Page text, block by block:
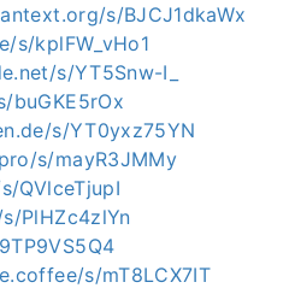
s/BJCJ1dkaWx
s/kplFW_vHo1
s/YT5Snw-I_
buGKE5rOx
s/YT0yxz75YN
s/mayR3JMMy
QVlceTjupI
PlHZc4zlYn
s/mT8LCX7IT